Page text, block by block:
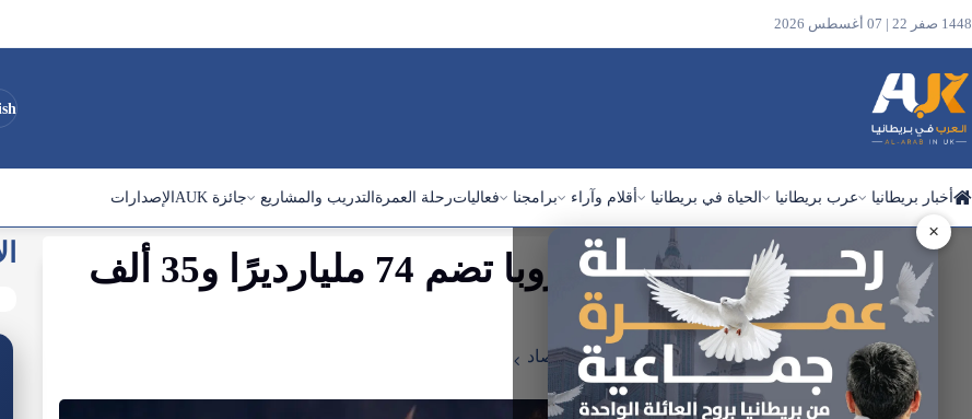
1448 صفر 22 | 07 أغسطس 2026
أخبار بريطانيا عرب بريطانيا الحياة في بريطانيا أقلام وآراء برامجنا فعالياترحلة العمرة التدريب والمشاريع جائزة AUK الإصدارات
ابحث
الموقع
أغنى مدينة في أوروبا تضم 74 مليارديرًا و35 ألف
مليونير
الرئيسية أخبار بريطانيا سياسة واقتصاد
×